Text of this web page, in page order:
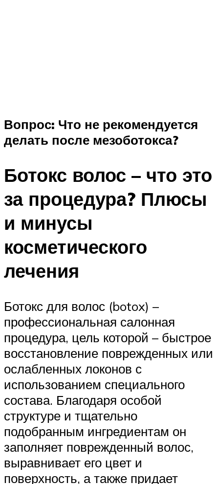
Вопрос: Что не рекомендуется
делать после мезоботокса?
Ботокс волос – что это
за процедура? Плюсы
и минусы
косметического
лечения
Ботокс для волос (botox) –
профессиональная салонная
процедура, цель которой – быстрое
восстановление поврежденных или
ослабленных локонов с
использованием специального
состава. Благодаря особой
структуре и тщательно
подобранным ингредиентам он
заполняет поврежденный волос,
выравнивает его цвет и
поверхность, а также придает